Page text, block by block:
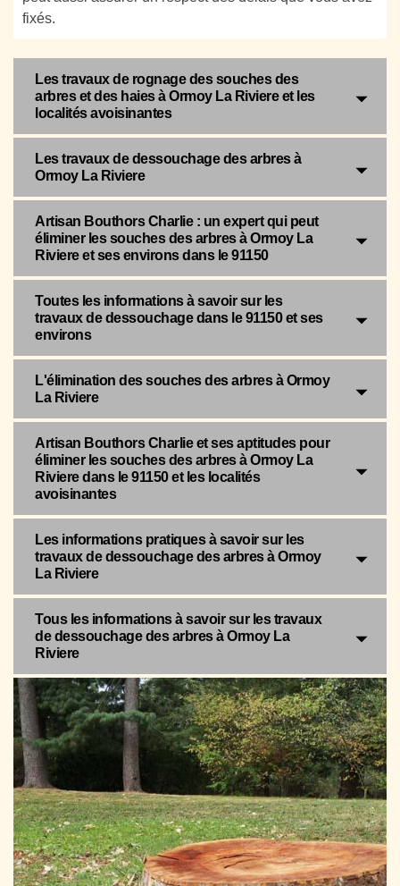
fixés.
Les travaux de rognage des souches des
arbres et des haies à Ormoy La Riviere et les
localités avoisinantes
Les travaux de dessouchage des arbres à
Ormoy La Riviere
Artisan Bouthors Charlie : un expert qui peut
éliminer les souches des arbres à Ormoy La
Riviere et ses environs dans le 91150
Toutes les informations à savoir sur les
travaux de dessouchage dans le 91150 et ses
environs
L'élimination des souches des arbres à Ormoy
La Riviere
Artisan Bouthors Charlie et ses aptitudes pour
éliminer les souches des arbres à Ormoy La
Riviere dans le 91150 et les localités
avoisinantes
Les informations pratiques à savoir sur les
travaux de dessouchage des arbres à Ormoy
La Riviere
Tous les informations à savoir sur les travaux
de dessouchage des arbres à Ormoy La
Riviere